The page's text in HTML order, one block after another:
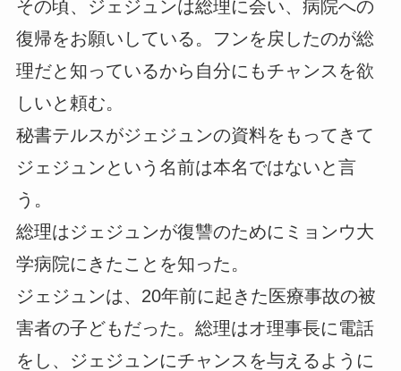
その頃、ジェジュンは総理に会い、病院への
復帰をお願いしている。フンを戻したのが総
理だと知っているから自分にもチャンスを欲
しいと頼む。
秘書テルスがジェジュンの資料をもってきて
ジェジュンという名前は本名ではないと言
う。
総理はジェジュンが復讐のためにミョンウ大
学病院にきたことを知った。
ジェジュンは、20年前に起きた医療事故の被
害者の子どもだった。総理はオ理事長に電話
をし、ジェジュンにチャンスを与えるように